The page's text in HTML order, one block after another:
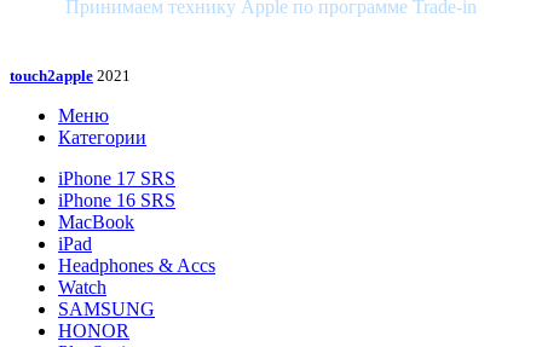
Принимаем технику Apple по программе Trade-in
touch2apple 2021
Меню
Категории
iPhone 17 SRS
iPhone 16 SRS
MacBook
iPad
Headphones & Accs
Watch
SAMSUNG
HONOR